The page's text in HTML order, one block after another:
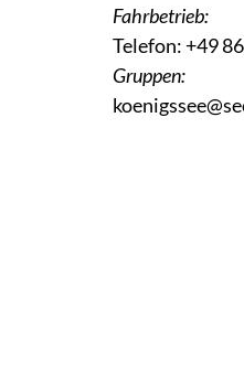
Fahrbetrieb:
Telefon: +49
Gruppen: